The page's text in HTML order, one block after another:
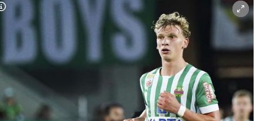
Untermenü
Untermenü
Untermenü
Untermenü
Copyright-Hinweis öffnen/schließen